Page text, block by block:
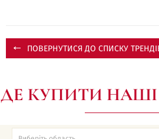
ПОВЕРНУТИСЯ ДО СПИСКУ
ДЕ КУПИТИ НАШІ